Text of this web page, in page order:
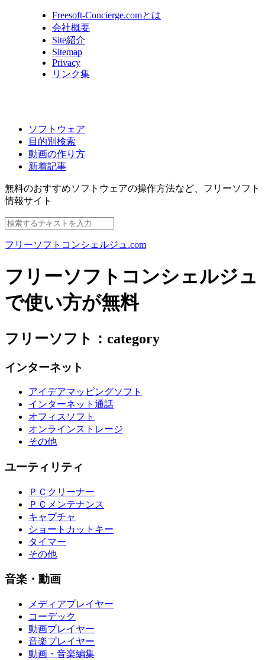
Freesoft-Concierge.comとは
会社概要
Site紹介
Sitemap
Privacy
リンク集
ソフトウェア
目的別検索
動画の作り方
新着記事
無料のおすすめソフトウェアの操作方法など、 フリーソフト
情報サイト
フリーソフトコンシェルジュ.com
フリーソフトコンシェルジュ
で使い方が無料
フリーソフト：category
インターネット
アイデアマッピングソフト
インターネット通話
オフィスソフト
オンラインストレージ
その他
ユーティリティ
ＰＣクリーナー
ＰＣメンテナンス
キャプチャ
ショートカットキー
タイマー
その他
音楽・動画
メディアプレイヤー
コーデック
動画プレイヤー
音楽プレイヤー
動画・音楽編集